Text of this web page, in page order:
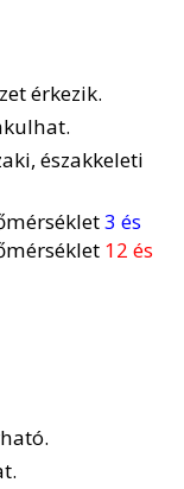
érkezik.
északkeleti
3 és
12 és